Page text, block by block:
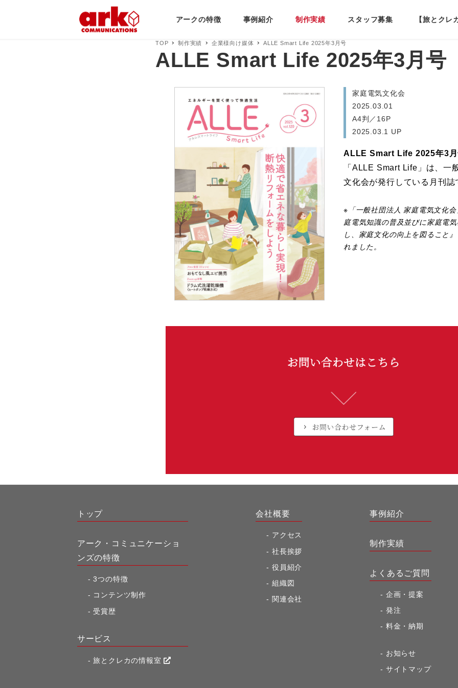
アークの特徴 事例紹介 制作実績 スタッフ募集 【旅とクレ
TOP 制作実績 企業様向け媒体 ALLE Smart Life 2025年3月号
ALLE Smart Life 2025年3月号
家庭電気文化会
2025.03.01
A4判／16P
2025.03.1 UP
ALLE Smart Life 2025年3月
「ALLE Smart Life」は、一
文化会が発行している月刊誌
※「一般社団法人 家庭電気文化
庭電気知識の普及並びに家庭電
し、家庭文化の向上を図ること
れました。
トップ
アーク・コミュニケーショ
ンズの特徴
3つの特徴
コンテンツ制作
受賞歴
サービス
旅とクレカの情報室
会社概要
アクセス
社長挨拶
役員紹介
組織図
関連会社
事例紹介
制作実績
よくあるご質問
企画・提案
発注
料金・納期
お知らせ
サイトマップ